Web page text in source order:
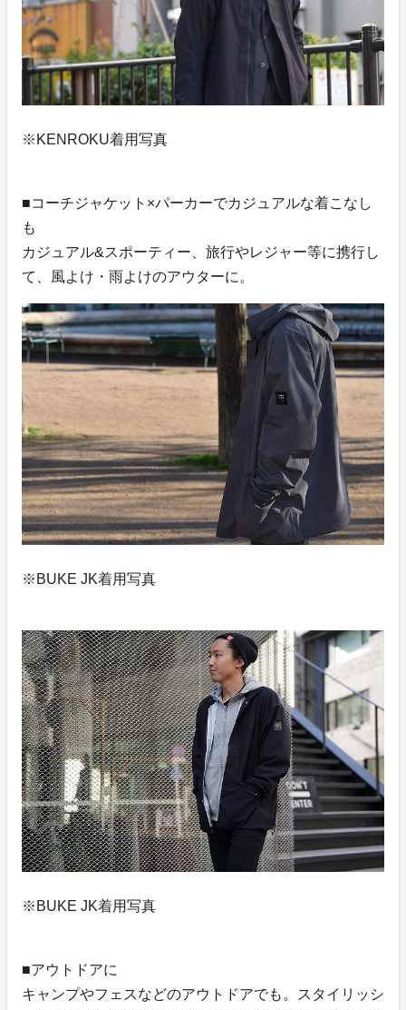
※KENROKU着用写真
■コーチジャケット×パーカーでカジュアルな着こなし
も
カジュアル&スポーティー、旅行やレジャー等に携行し
て、風よけ・雨よけのアウターに。
※BUKE JK着用写真
※BUKE JK着用写真
■アウトドアに
キャンプやフェスなどのアウトドアでも。スタイリッシ